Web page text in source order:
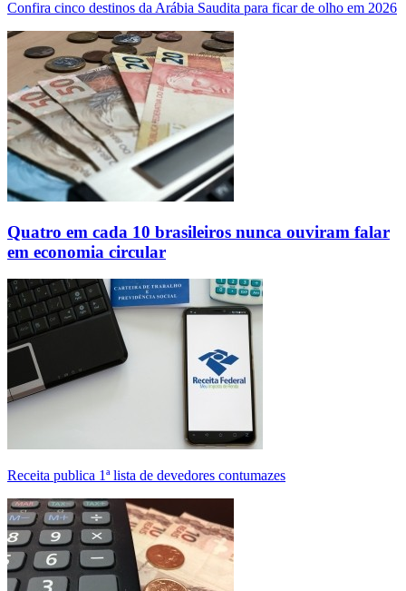
Confira cinco destinos da Arábia Saudita para ficar de olho em 2026
Quatro em cada 10 brasileiros nunca ouviram falar
em economia circular
Receita publica 1ª lista de devedores contumazes